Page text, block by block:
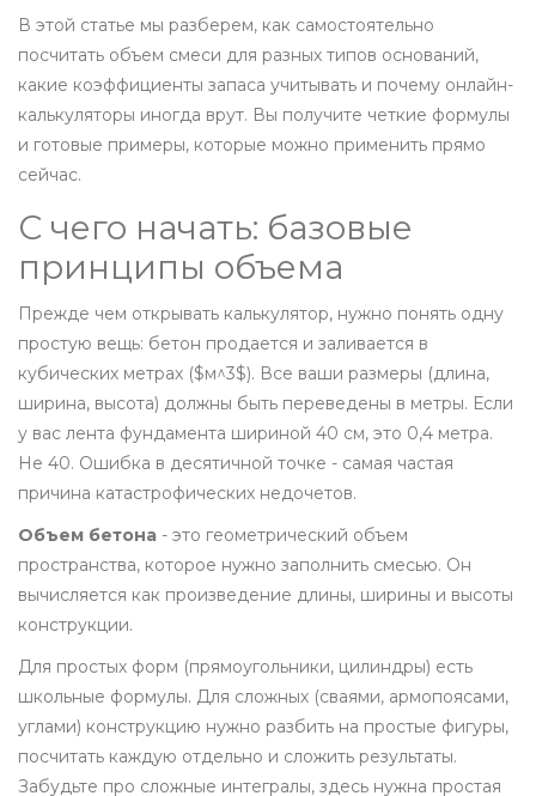
В этой статье мы разберем, как самостоятельно
посчитать объем смеси для разных типов оснований,
какие коэффициенты запаса учитывать и почему онлайн-
калькуляторы иногда врут. Вы получите четкие формулы
и готовые примеры, которые можно применить прямо
сейчас.
С чего начать: базовые
принципы объема
Прежде чем открывать калькулятор, нужно понять одну
простую вещь: бетон продается и заливается в
кубических метрах ($м^3$). Все ваши размеры (длина,
ширина, высота) должны быть переведены в метры. Если
у вас лента фундамента шириной 40 см, это 0,4 метра.
Не 40. Ошибка в десятичной точке - самая частая
причина катастрофических недочетов.
Объем бетона - это геометрический объем
пространства, которое нужно заполнить смесью. Он
вычисляется как произведение длины, ширины и высоты
конструкции.
Для простых форм (прямоугольники, цилиндры) есть
школьные формулы. Для сложных (сваями, армопоясами,
углами) конструкцию нужно разбить на простые фигуры,
посчитать каждую отдельно и сложить результаты.
Забудьте про сложные интегралы, здесь нужна простая